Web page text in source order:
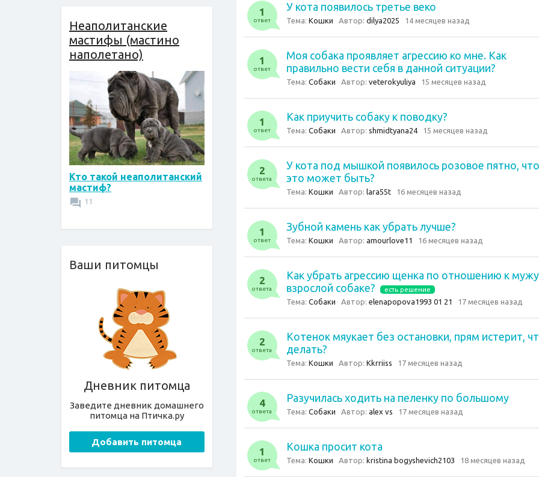
Неаполитанские
мастифы (мастино
наполетано)
Кто такой неаполитанский
мастиф?
11
Ваши питомцы
Дневник питомца
Заведите дневник домашнего
питомца на Птичка.ру
Добавить питомца
1
ответ
У кота появилось третье веко
Тема: Кошки Автор: dilya2025 14 месяцев назад
1
ответ
Моя собака проявляет агрессию ко мне. Как
правильно вести себя в данной ситуации?
Тема: Собаки Автор: veterokyuliya 15 месяцев назад
1
ответ
Как приучить собаку к поводку?
Тема: Собаки Автор: shmidtyana24 15 месяцев назад
2
ответа
У кота под мышкой появилось розовое пятно, что
это может быть?
Тема: Кошки Автор: lara55t 16 месяцев назад
1
ответ
Зубной камень как убрать лучше?
Тема: Кошки Автор: amourlove11 16 месяцев назад
2
ответа
Как убрать агрессию щенка по отношению к
взрослой собаке?
есть решение
Тема: Собаки Автор: elenapopova1993 01 21 17 месяцев назад
2
ответа
Котенок мяукает без остановки, прям истерит,
делать?
Тема: Кошки Автор: Kkrriiss 17 месяцев назад
4
ответа
Разучилась ходить на пеленку по большому
Тема: Собаки Автор: alex vs 17 месяцев назад
1
ответ
Кошка просит кота
Тема: Кошки Автор: kristina bogyshevich2103 18 месяцев назад